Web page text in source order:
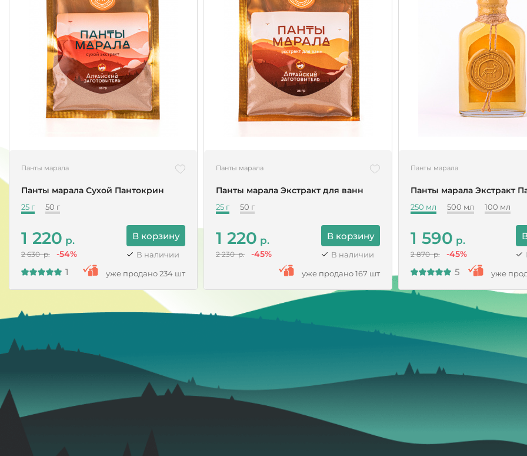
Панты марала
Панты марала Сухой Пантокрин
25 г 50 г
1 220р.
2 630 р. -54%
В корзину
В наличии
1 уже продано 234 шт
Панты марала
Панты марала Экстракт для ванн
25 г 50 г
1 220р.
2 230 р. -45%
В корзину
В наличии
уже продано 167 шт
Панты марала
Панты марала Экстракт
250 мл 500 мл 100 мл
1 590р.
2 870 р. -45%
5 уже